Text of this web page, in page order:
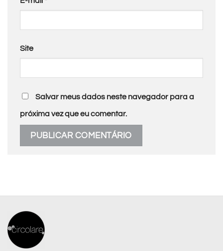
Site
Salvar meus dados neste navegador para a
próxima vez que eu comentar.